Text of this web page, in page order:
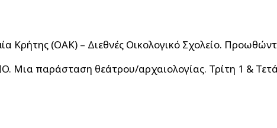
Κρήτης (ΟΑΚ) – Διεθνές Οικολογικό Σχολείο.
Μια παράσταση θεάτρου/αρχαιολογίας. Τρίτη 1 &